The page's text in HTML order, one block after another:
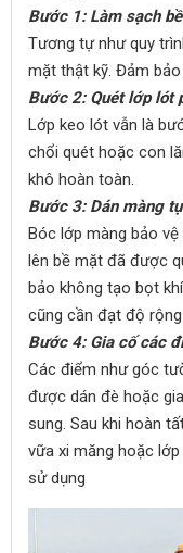
Bước 1: Làm sạch
Tương tự như quy
mặt thật kỹ. Đảm
Bước 2: Quét lớp lót
Lớp keo lót vẫn là
chổi quét hoặc con
khô hoàn toàn.
Bước 3: Dán màng
Bóc lớp màng bảo
lên bề mặt đã được
bảo không tạo bọt
cũng cần đạt độ
Bước 4: Gia cố các
Các điểm như góc
được dán đè hoặc
sung. Sau khi hoàn
vữa xi măng hoặc
sử dụng